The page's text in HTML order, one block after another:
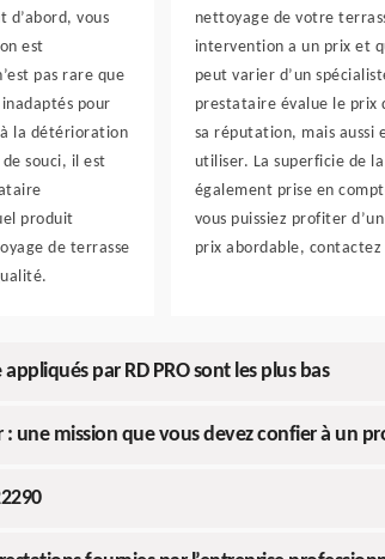
d’abord, vous
est
pas rare que
pour
la détérioration
souci, il est
produit
de terrasse
nettoyage de votre
intervention a un prix et
peut varier d’un
prestataire évalue le prix
sa réputation, mais aussi
utiliser. La superficie de
également prise en
vous puissiez profiter
prix abordable, contactez
par RD PRO sont les plus bas
une mission que vous devez confier à un